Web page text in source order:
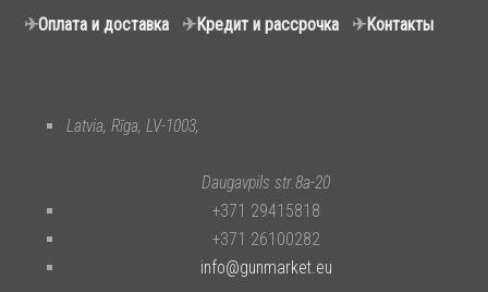
✈Оплата и доставка ✈Кредит и рассрочка ✈Контакты
Latvia, Rīga, LV-1003,
Daugavpils str.8a-20
+371 29415818
+371 26100282
info@gunmarket.eu